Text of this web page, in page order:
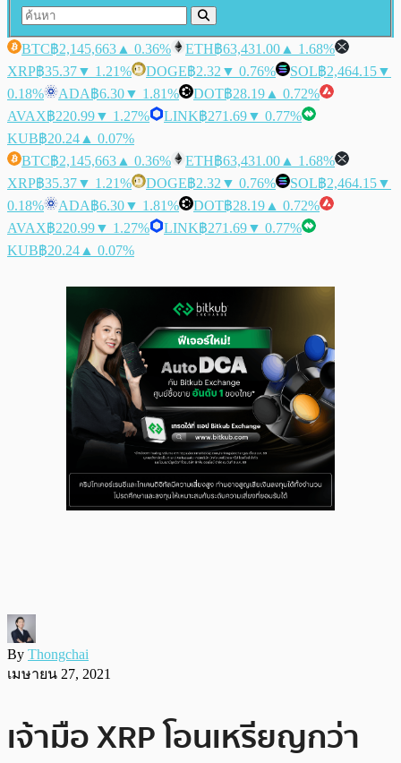
BTC฿2,145,663 ▲ 0.36% ETH฿63,431.00 ▲ 1.68%
XRP฿35.37▼ 1.21% DOGE฿2.32 ▼ 0.76% SOL฿2,464.15▼
0.18%
ADA฿6.30▼ 1.81% DOT฿28.19 ▲ 0.72%
AVAX฿220.99▼ 1.27% LINK฿271.69▼ 0.77%
KUB฿20.24 ▲ 0.07%
BTC฿2,145,663 ▲ 0.36% ETH฿63,431.00 ▲ 1.68%
XRP฿35.37▼ 1.21% DOGE฿2.32 ▼ 0.76% SOL฿2,464.15▼
0.18%
ADA฿6.30▼ 1.81% DOT฿28.19 ▲ 0.72%
AVAX฿220.99▼ 1.27% LINK฿271.69▼ 0.77%
KUB฿20.24 ▲ 0.07%
By Thongchai
เมษายน 27, 2021
เจ้ามือ XRP โอนเหรียญกว่า